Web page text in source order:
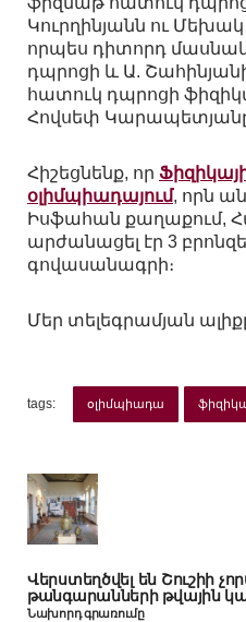
Կուրղինյանն ու
որպես դիտորդ
դպրոցի և Ա.
հատուկ դպրոցի
Հովսեփ
Հիշեցնենք, որ
օլիմպիադայում, որն
Իսֆահան քաղաքում,
արժանացել էր 3
գովասանագրի։
Մեր տելեգրամյան
tags: օլիմպիադա
Վերստեղծվել են Շուշիի
թանգարանների թվային
Նախորդ գրառումը